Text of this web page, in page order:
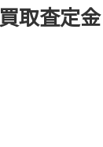
取査定金